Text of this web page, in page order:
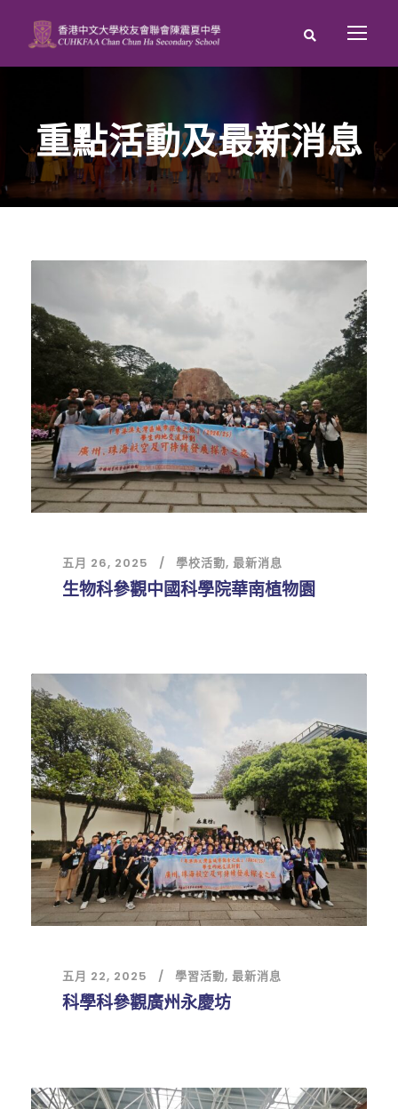
重點活動及最新消息
五月 26, 2025 學校活動, 最新消息
生物科參觀中國科學院華南植物園
五月 22, 2025 學習活動, 最新消息
科學科參觀廣州永慶坊